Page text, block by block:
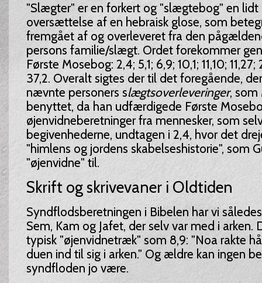
"Slægter" er en forkert og "slægtebog" en lidt
oversættelse af en hebraisk glose, som
fremgået af og overleveret fra den
persons familie/slægt. Ordet forekommer
Første Mosebog: 2,4; 5,1; 6,9; 10,1; 11,10; 11,27;
37,2. Overalt sigtes der til det foregående,
nævnte personers slægtsoverleveringer, som
benyttet, da han udfærdigede Første
øjenvidneberetninger fra mennesker, som
begivenhederne, undtagen i 2,4, hvor det
"himlens og jordens skabelseshistorie", som
"øjenvidne" til.
Skrift og skrivevaner i Oldtiden
Syndflodsberetningen i Bibelen har vi
Sem, Kam og Jafet, der selv var med i arken.
typisk "øjenvidnetræk" som 8,9: "Noa rakte
duen ind til sig i arken." Og ældre kan ingen
syndfloden jo være.